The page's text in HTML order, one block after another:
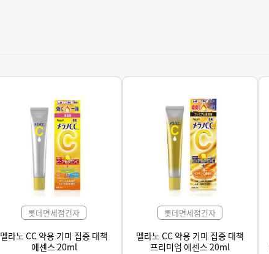
롯데면세점긴자
멜라노 CC 약용 기미 집중 대책
에센스 20ml
롯데면세점긴자
멜라노 CC 약용 기미 집중 대책
프리미엄 에센스 20ml